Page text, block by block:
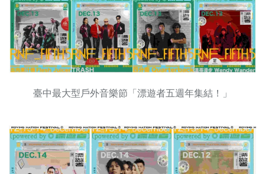
臺中最大型戶外音樂節「漂遊者五週年集結！」